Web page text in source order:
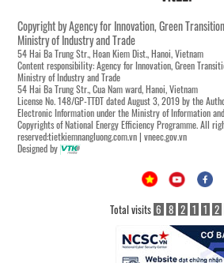
Copyright by Agency for Innovation, Green
Ministry of Industry and Trade
54 Hai Ba Trung Str., Hoan Kiem Dist., Hanoi, Vietnam
Content responsibility: Agency for Innovation, Green
Ministry of Industry and Trade
54 Hai Ba Trung Str., Cua Nam ward, Hanoi, Vietnam
License No. 148/GP-TTĐT dated August 3, 2019 by the
Electronic Information under the Ministry of Information
Copyrights of National Energy Efficiency Programme. All
reserved:tietkiemnangluong.com.vn | vneec.gov.vn
Designed by
Total visits 6 8 2 1 1 2